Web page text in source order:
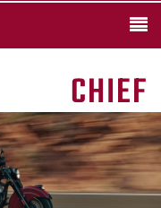
CHIEF